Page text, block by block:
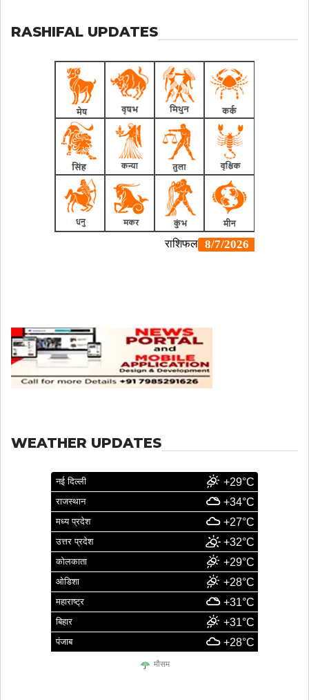
RASHIFAL UPDATES
WEATHER UPDATES
नई दिल्ली +29°C
राजस्थान +34°C
मध्य प्रदेश +27°C
उत्तर प्रदेश +32°C
कोलकाता +29°C
ओडिशा +28°C
महाराष्ट्र +31°C
बिहार +31°C
पंजाब +28°C
मौसम